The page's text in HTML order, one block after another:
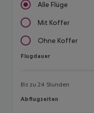
Alle Flüge
Mit Koffer
Ohne Koffer
Flugdauer
Flugdauer
Bis zu 24 Stunden
Abflugzeiten
Abflugzeiten